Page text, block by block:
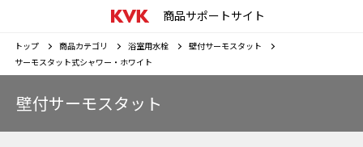
商品サポートサイト
トップ 商品カテゴリ 浴室用水栓
壁付サーモスタット
サーモスタット式シャワー・ホワイト
壁付サーモスタット